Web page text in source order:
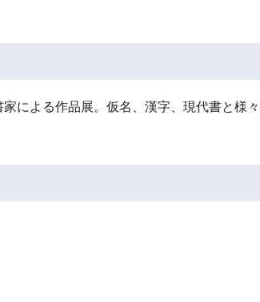
による作品展。仮名、漢字、現代書と様